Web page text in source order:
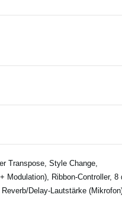
Transpose, Style Change,
Ribbon-Controller, 8
Delay-Lautstärke